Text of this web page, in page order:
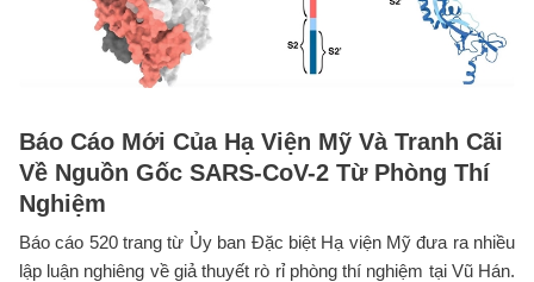
Báo Cáo Mới Của Hạ Viện Mỹ Và Tranh Cãi
Về Nguồn Gốc SARS-CoV-2 Từ Phòng Thí
Nghiệm
Báo cáo 520 trang từ Ủy ban Đặc biệt Hạ viện Mỹ đưa ra nhiều
lập luận nghiêng về giả thuyết rò rỉ phòng thí nghiệm tại Vũ Hán.